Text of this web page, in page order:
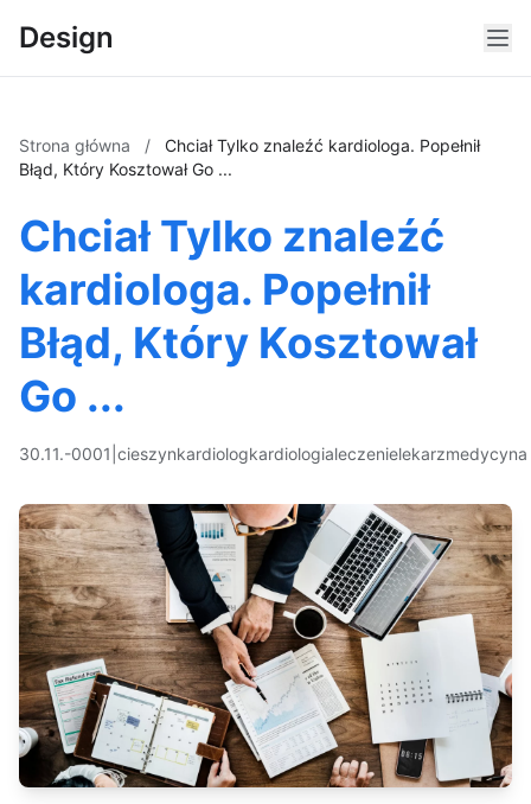
Design
Strona główna /
Chciał Tylko znaleźć kardiologa. Popełnił
Błąd, Który Kosztował Go ...
Chciał Tylko znaleźć
kardiologa. Popełnił
Błąd, Który Kosztował
Go ...
30.11.-0001 cieszynkardiologkardiologialeczenielekarzmedycyna